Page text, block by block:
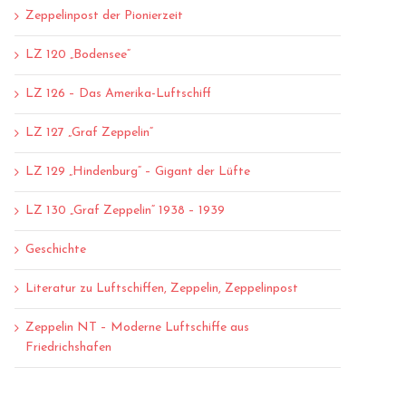
Zeppelinpost der Pionierzeit
LZ 120 „Bodensee“
LZ 126 – Das Amerika-Luftschiff
LZ 127 „Graf Zeppelin“
LZ 129 „Hindenburg“ – Gigant der Lüfte
LZ 130 „Graf Zeppelin“ 1938 – 1939
Geschichte
Literatur zu Luftschiffen, Zeppelin, Zeppelinpost
Zeppelin NT – Moderne Luftschiffe aus
Friedrichshafen